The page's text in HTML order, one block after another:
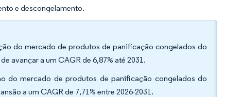
e descongelamento.
do mercado de produtos de panificação congelados do
avançar a um CAGR de 6,87% até 2031.
do mercado de produtos de panificação congelados do
a um CAGR de 7,71% entre 2026-2031.